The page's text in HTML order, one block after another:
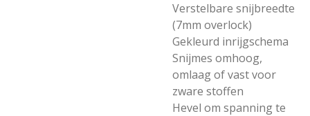
Verstelbare snijbreedte
(7mm overlock)
Gekleurd inrijgschema
Snijmes omhoog,
omlaag of vast voor
zware stoffen
Hevel om spanning te